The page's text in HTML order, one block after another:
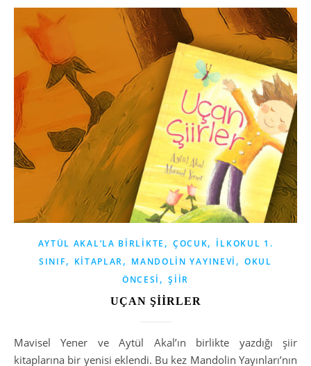
AYTÜL AKAL’LA BIRLIKTE , ÇOCUK, İLKOKUL 1.
SINIF, KITAPLAR, MANDOLIN YAYINEVI,OKUL
ÖNCESI,ŞIIR
UÇAN ŞİİRLER
Mavisel Yener ve Aytül Akal’ın birlikte yazdığı şiir
kitaplarına bir yenisi eklendi. Bu kez Mandolin Yayınları’nın